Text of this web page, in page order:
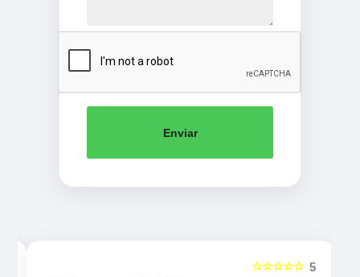
Enviar
5
☆☆☆☆☆